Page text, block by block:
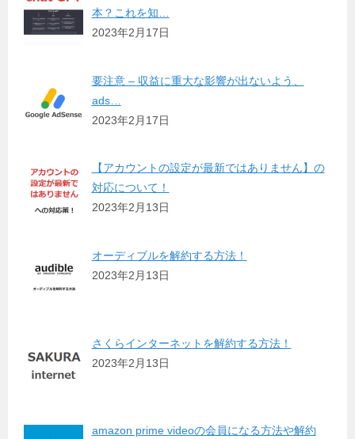
本？これを知…
2023年2月17日
要注意 – 収益に重大な影響が出ないよう、
ads…
2023年2月17日
【アカウントの設定が最新ではありません】の
対応について！
2023年2月13日
オーディブルを解約する方法！
2023年2月13日
さくらインターネットを解約する方法！
2023年2月13日
amazon prime videoの会員になる方法や解約